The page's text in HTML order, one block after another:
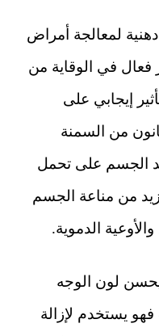
لمعالجة أمراض
فعال في الوقاية من
إيجابي على
من السمنة
الجسم على تحمل
من مناعة الجسم
الدموية.
لون الوجه
يستخدم لإزالة